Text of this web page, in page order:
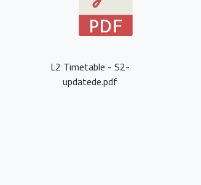
L2 Timetable - S2-
updatede.pdf